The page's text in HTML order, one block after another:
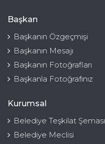
Başkan
Başkanın Özgeçmişi
Başkanın Mesajı
Başkanın Fotoğrafları
Başkanla Fotoğrafınız
Kurumsal
Belediye Teşkilat Şeması
Belediye Meclisi